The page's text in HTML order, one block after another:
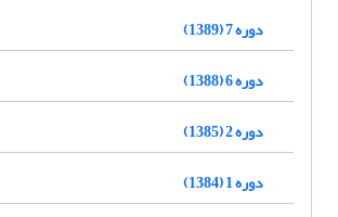
دوره 7 (1389)
دوره 6 (1388)
دوره 2 (1385)
دوره 1 (1384)